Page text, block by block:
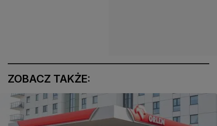
ZOBACZ TAKŻE: